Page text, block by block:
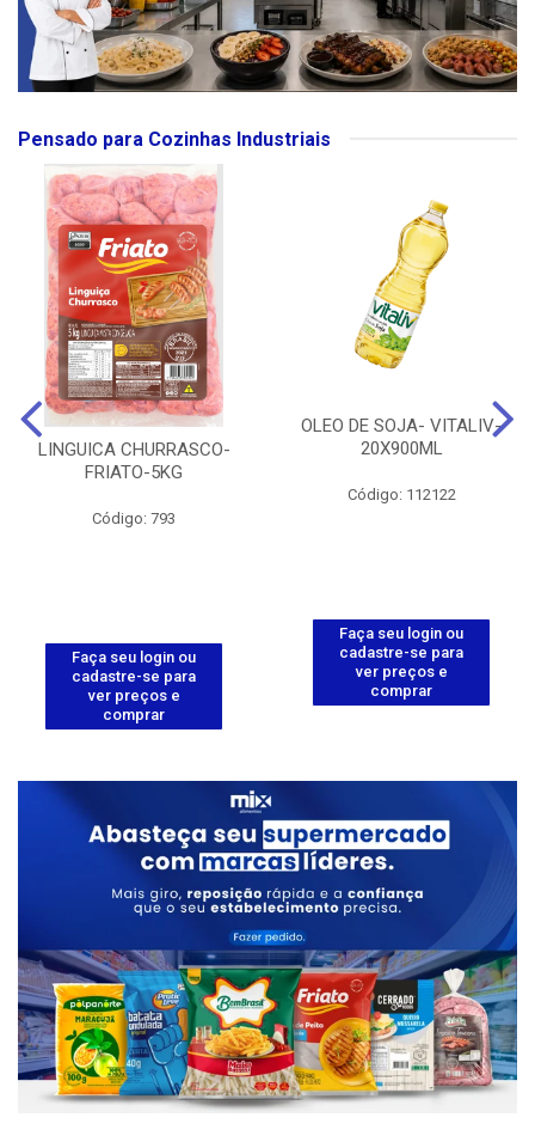
Pensado para Cozinhas Industriais
LINGUICA CHURRASCO-
FRIATO-5KG
Código: 793
Faça seu login ou
cadastre-se para
ver preços e
comprar
OLEO DE SOJA- VITALIV-
20X900ML
Código: 112122
Faça seu login ou
cadastre-se para
ver preços e
comprar